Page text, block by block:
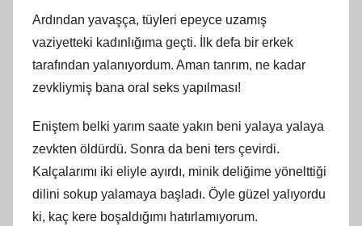
Ardından yavaşça, tüyleri epeyce uzamış
vaziyetteki kadınlığıma geçti. İlk defa bir erkek
tarafından yalanıyordum. Aman tanrım, ne kadar
zevkliymiş bana oral seks yapılması!
Eniştem belki yarım saate yakın beni yalaya yalaya
zevkten öldürdü. Sonra da beni ters çevirdi.
Kalçalarımı iki eliyle ayırdı, minik deliğime yönelttiği
dilini sokup yalamaya başladı. Öyle güzel yalıyordu
ki, kaç kere boşaldığımı hatırlamıyorum.